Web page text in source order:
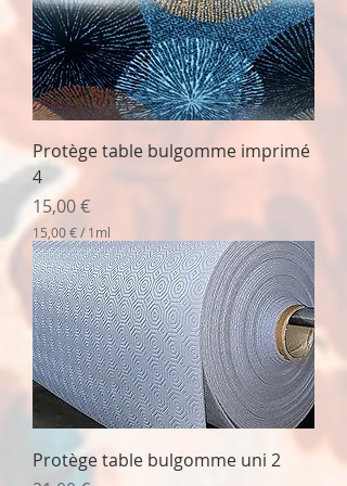
0
€
p
a
r
1
i
l
l
i
l
i
t
r
e
Protège table bulgomme imprimé
4
Prix
15,00 €
15,00 €/1ml
1
5
,
0
0
€
p
a
iProtège table bulgomme uni 2